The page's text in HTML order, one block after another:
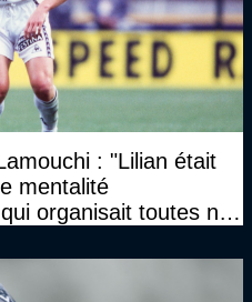
: "Lilian était
mentalité
organisait toutes nos